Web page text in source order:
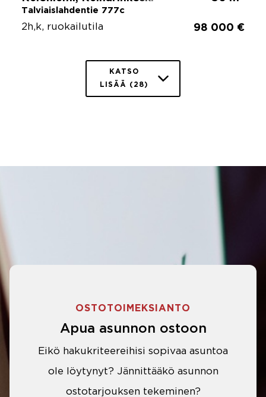
Talviaislahdentie 777c
2h,k, ruokailutila 98 000 €
KATSO
LISÄÄ (28)
OSTOTOIMEKSIANTO
Apua asunnon ostoon
Eikö hakukriteereihisi sopivaa asuntoa
ole löytynyt? Jännittääkö asunnon
ostotarjouksen tekeminen?